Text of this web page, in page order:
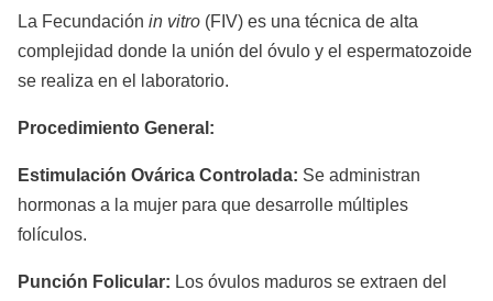
La Fecundación in vitro (FIV) es una técnica de alta
complejidad donde la unión del óvulo y el espermatozoide
se realiza en el laboratorio.
Procedimiento General:
Estimulación Ovárica Controlada: Se administran
hormonas a la mujer para que desarrolle múltiples
folículos.
Punción Folicular: Los óvulos maduros se extraen del